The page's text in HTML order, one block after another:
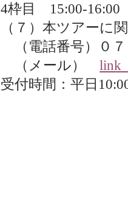
4枠目 15:00-16:00
（７）本ツアー
（電話番号）０
（メール）
受付時間：平日